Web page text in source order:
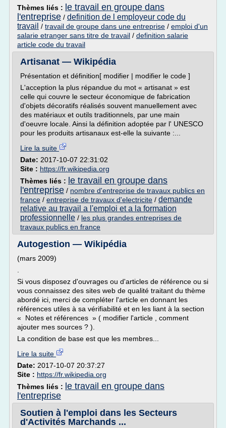
Thèmes liés : le travail en groupe dans
l'entreprise / definition de l employeur code du
travail / travail de groupe dans une entreprise / emploi d'un
salarie etranger sans titre de travail / definition salarie
article code du travail
Artisanat — Wikipédia
Présentation et définition[ modifier | modifier le code ]
L'acception la plus répandue du mot « artisanat » est
celle qui couvre le secteur économique de fabrication
d'objets décoratifs réalisés souvent manuellement avec
des matériaux et outils traditionnels, par une main
d'oeuvre locale. Ainsi la définition adoptée par l' UNESCO
pour les produits artisanaux est-elle la suivante :...
Lire la suite
Date: 2017-10-07 22:31:02
Site : https://fr.wikipedia.org
Thèmes liés : le travail en groupe dans
l'entreprise / nombre d'entreprise de travaux publics en
france / entreprise de travaux d'electricite / demande
relative au travail a l'emploi et a la formation
professionnelle / les plus grandes entreprises de
travaux publics en france
Autogestion — Wikipédia
(mars 2009)
Si vous disposez d'ouvrages ou d'articles de référence ou si
vous connaissez des sites web de qualité traitant du thème
abordé ici, merci de compléter l'article en donnant les
références utiles à sa vérifiabilité et en les liant à la section
« Notes et références » ( modifier l'article , comment
ajouter mes sources ? ).
La condition de base est que les membres...
Lire la suite
Date: 2017-10-07 20:37:27
Site : https://fr.wikipedia.org
Thèmes liés : le travail en groupe dans
l'entreprise
Soutien à l'emploi dans les Secteurs
d'Activités Marchands ...